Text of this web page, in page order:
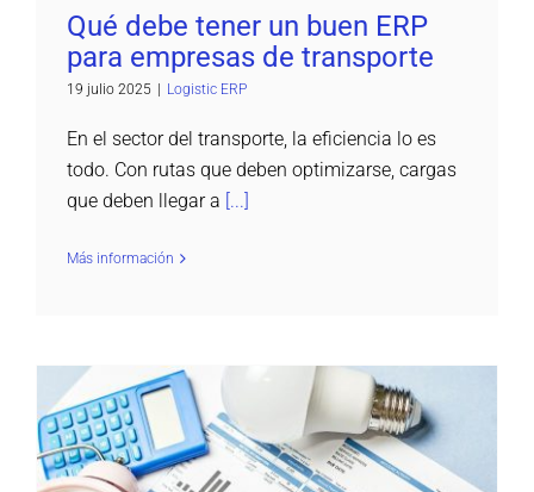
Qué debe tener un buen ERP
para empresas de transporte
19 julio 2025 Logistic ERP
En el sector del transporte, la eficiencia lo es
todo. Con rutas que deben optimizarse, cargas
que deben llegar a [...]
Más información